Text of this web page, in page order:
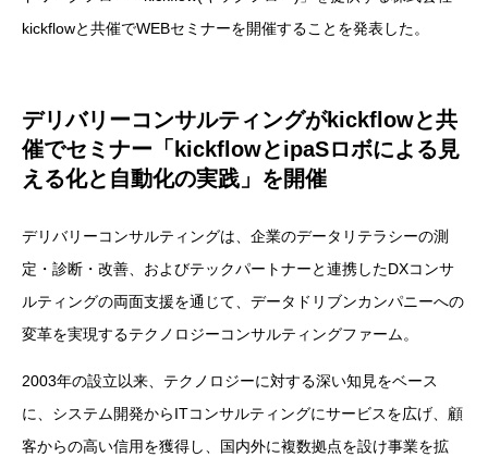
kickflowと共催でWEBセミナーを開催することを発表した。
デリバリーコンサルティングがkickflowと共
催でセミナー「kickflowとipaSロボによる見
える化と自動化の実践」を開催
デリバリーコンサルティングは、企業のデータリテラシーの測
定・診断・改善、およびテックパートナーと連携したDXコンサ
ルティングの両面支援を通じて、データドリブンカンパニーへの
変革を実現するテクノロジーコンサルティングファーム。
2003年の設立以来、テクノロジーに対する深い知見をベース
に、システム開発からITコンサルティングにサービスを広げ、顧
客からの高い信用を獲得し、国内外に複数拠点を設け事業を拡